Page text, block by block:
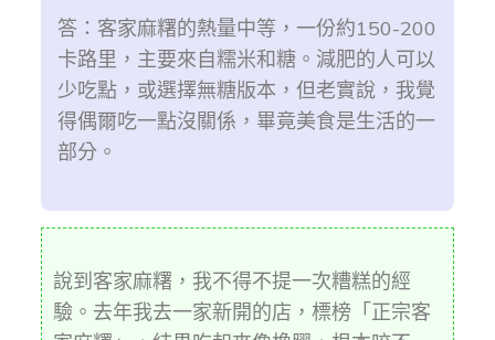
答：客家麻糬的熱量中等，一份約150-200
卡路里，主要來自糯米和糖。減肥的人可以
少吃點，或選擇無糖版本，但老實說，我覺
得偶爾吃一點沒關係，畢竟美食是生活的一
部分。
說到客家麻糬，我不得不提一次糟糕的經
驗。去年我去一家新開的店，標榜「正宗客